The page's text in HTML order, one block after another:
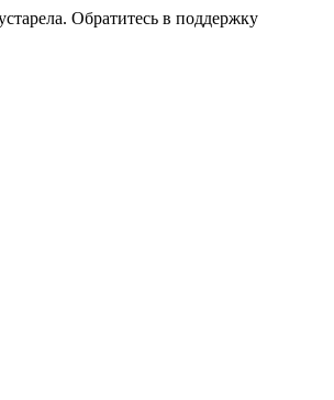
Обратитесь в поддержку